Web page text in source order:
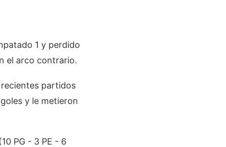
1 y perdido
el arco contrario.
partidos
y le metieron
PG - 3 PE - 6